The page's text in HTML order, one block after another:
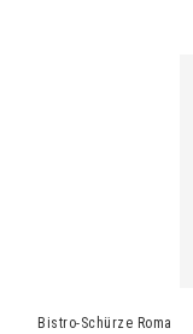
Bistro-Schürze Roma